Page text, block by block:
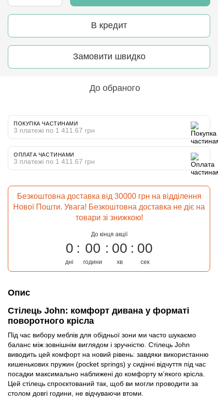
В кредит
Замовити швидко
До обраного
ПОКУПКА ЧАСТИНАМИ
3 платежі по 1 411.67 грн
ОПЛАТА ЧАСТИНАМИ
3 платежі по 1 411.67 грн
Безкоштовна доставка від 30000 грн на відділення
Нової Пошти. Увага! Безкоштовна доставка не діє на
товари зі знижкою!
До кінця акції
0
дні
00
години
00
хв
00
сек
Опис
Стілець John: комфорт дивана у форматі
поворотного крісла
Під час вибору меблів для обідньої зони ми часто шукаємо
баланс між зовнішнім виглядом і зручністю. Стілець John
виводить цей комфорт на новий рівень: завдяки використанню
кишенькових пружин (pocket springs) у сидінні відчуття під час
посадки максимально наближені до комфорту м’якого крісла.
Цей стілець спроєктований так, щоб ви могли проводити за
столом довгі години, не відчуваючи втоми.